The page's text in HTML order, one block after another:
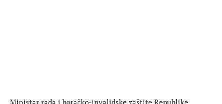
Ministar rada i boračko-invalidske zaštite Republike